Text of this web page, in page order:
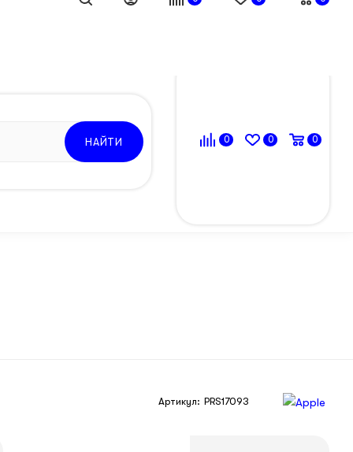
НАЙТИ 0 0 0
Артикул: PRS17093